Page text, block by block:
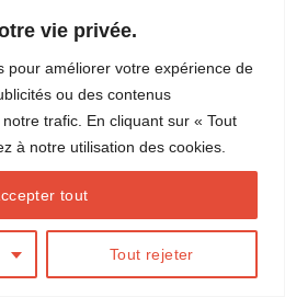
vie privée.
pour améliorer votre expérience de
ou des contenus
trafic. En cliquant sur « Tout
à notre utilisation des cookies.
Tout rejeter
tout
sont actuellement fermés.
©
Marilou Thériault